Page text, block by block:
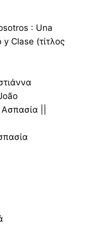
: Una
Clase (τίτλος
||